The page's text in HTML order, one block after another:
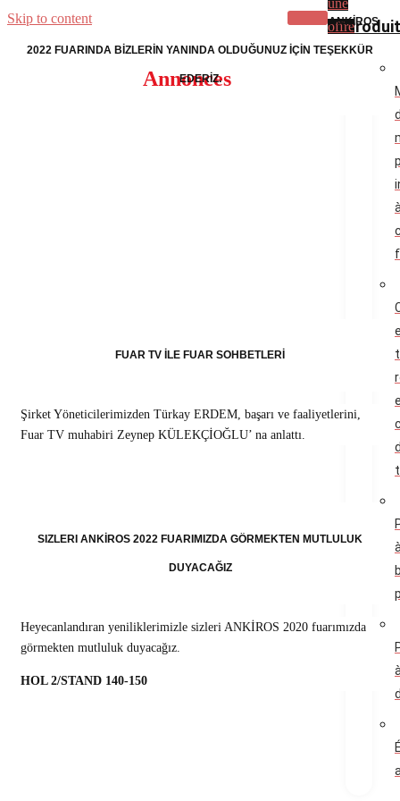
Skip to content
une
offre
Annonces
ANKİROS
2022 FUARINDA BİZLERİN YANINDA OLDUĞUNUZ İÇİN TEŞEKKÜR
EDERİZ.
FUAR TV İLE FUAR SOHBETLERİ
Şirket Yöneticilerimizden Türkay ERDEM, başarı ve faaliyetlerini,
Fuar TV muhabiri Zeynep KÜLEKÇİOĞLU’ na anlattı.
SIZLERI ANKİROS 2022 FUARIMIZDA GÖRMEKTEN MUTLULUK
DUYACAĞIZ
Heyecanlandıran yeniliklerimizle sizleri ANKİROS 2020 fuarımızda
görmekten mutluluk duyacağız.
HOL 2/STAND 140-150